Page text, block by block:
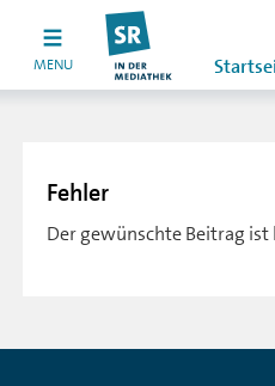
MENU
Fehler
Der gewünschte Beitrag